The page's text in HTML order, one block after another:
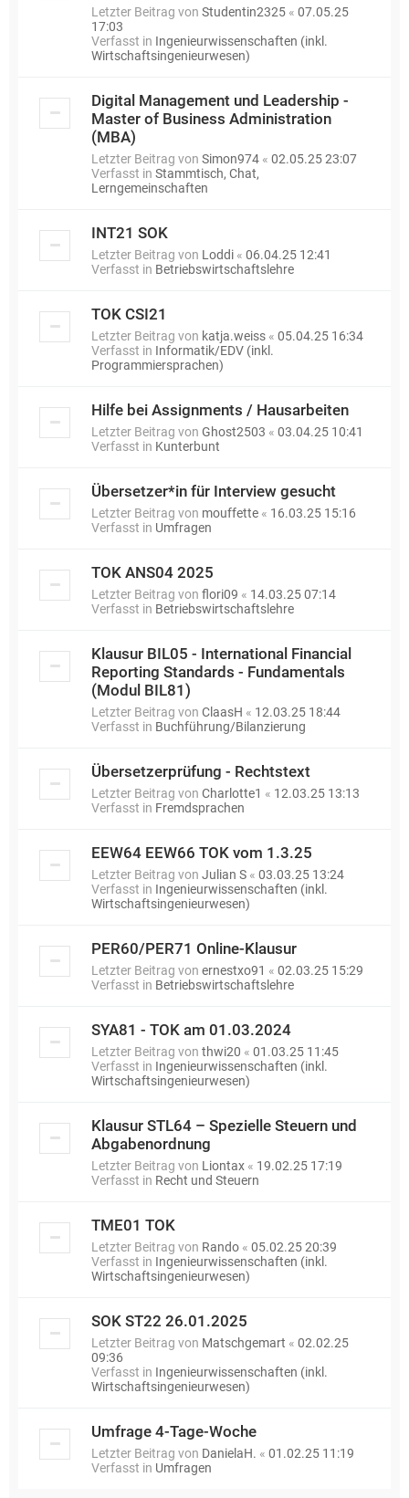
Letzter Beitrag von Studentin2325 « 07.05.25
17:03
Verfasst in Ingenieurwissenschaften (inkl.
Wirtschaftsingenieurwesen)
Digital Management und Leadership -
Master of Business Administration
(MBA)
Letzter Beitrag von Simon974 « 02.05.25 23:07
Verfasst in Stammtisch, Chat,
Lerngemeinschaften
INT21 SOK
Letzter Beitrag von Loddi « 06.04.25 12:41
Verfasst in Betriebswirtschaftslehre
TOK CSI21
Letzter Beitrag von katja.weiss « 05.04.25 16:34
Verfasst in Informatik/EDV (inkl.
Programmiersprachen)
Hilfe bei Assignments / Hausarbeiten
Letzter Beitrag von Ghost2503 « 03.04.25 10:41
Verfasst in Kunterbunt
Übersetzer*in für Interview gesucht
Letzter Beitrag von mouffette « 16.03.25 15:16
Verfasst in Umfragen
TOK ANS04 2025
Letzter Beitrag von flori09 « 14.03.25 07:14
Verfasst in Betriebswirtschaftslehre
Klausur BIL05 - International Financial
Reporting Standards - Fundamentals
(Modul BIL81)
Letzter Beitrag von ClaasH « 12.03.25 18:44
Verfasst in Buchführung/Bilanzierung
Übersetzerprüfung - Rechtstext
Letzter Beitrag von Charlotte1 « 12.03.25 13:13
Verfasst in Fremdsprachen
EEW64 EEW66 TOK vom 1.3.25
Letzter Beitrag von Julian S « 03.03.25 13:24
Verfasst in Ingenieurwissenschaften (inkl.
Wirtschaftsingenieurwesen)
PER60/PER71 Online-Klausur
Letzter Beitrag von ernestxo91 « 02.03.25 15:29
Verfasst in Betriebswirtschaftslehre
SYA81 - TOK am 01.03.2024
Letzter Beitrag von thwi20 « 01.03.25 11:45
Verfasst in Ingenieurwissenschaften (inkl.
Wirtschaftsingenieurwesen)
Klausur STL64 – Spezielle Steuern und
Abgabenordnung
Letzter Beitrag von Liontax « 19.02.25 17:19
Verfasst in Recht und Steuern
TME01 TOK
Letzter Beitrag von Rando « 05.02.25 20:39
Verfasst in Ingenieurwissenschaften (inkl.
Wirtschaftsingenieurwesen)
SOK ST22 26.01.2025
Letzter Beitrag von Matschgemart « 02.02.25
09:36
Verfasst in Ingenieurwissenschaften (inkl.
Wirtschaftsingenieurwesen)
Umfrage 4-Tage-Woche
Letzter Beitrag von DanielaH. « 01.02.25 11:19
Verfasst in Umfragen